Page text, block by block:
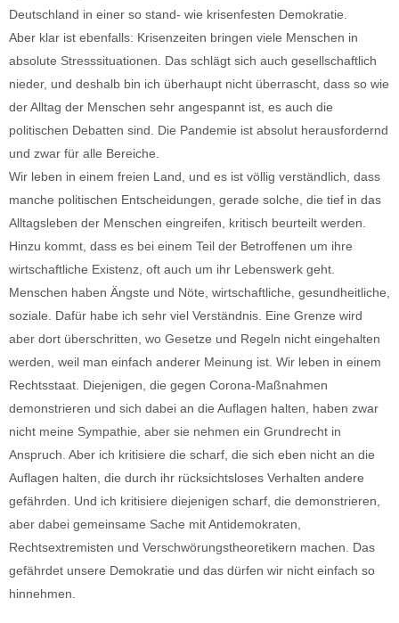
Deutschland in einer so stand- wie krisenfesten Demokratie.
Aber klar ist ebenfalls: Krisenzeiten bringen viele Menschen in
absolute Stresssituationen. Das schlägt sich auch gesellschaftlich
nieder, und deshalb bin ich überhaupt nicht überrascht, dass so wie
der Alltag der Menschen sehr angespannt ist, es auch die
politischen Debatten sind. Die Pandemie ist absolut herausfordernd
und zwar für alle Bereiche.
Wir leben in einem freien Land, und es ist völlig verständlich, dass
manche politischen Entscheidungen, gerade solche, die tief in das
Alltagsleben der Menschen eingreifen, kritisch beurteilt werden.
Hinzu kommt, dass es bei einem Teil der Betroffenen um ihre
wirtschaftliche Existenz, oft auch um ihr Lebenswerk geht.
Menschen haben Ängste und Nöte, wirtschaftliche, gesundheitliche,
soziale. Dafür habe ich sehr viel Verständnis. Eine Grenze wird
aber dort überschritten, wo Gesetze und Regeln nicht eingehalten
werden, weil man einfach anderer Meinung ist. Wir leben in einem
Rechtsstaat. Diejenigen, die gegen Corona-Maßnahmen
demonstrieren und sich dabei an die Auflagen halten, haben zwar
nicht meine Sympathie, aber sie nehmen ein Grundrecht in
Anspruch. Aber ich kritisiere die scharf, die sich eben nicht an die
Auflagen halten, die durch ihr rücksichtsloses Verhalten andere
gefährden. Und ich kritisiere diejenigen scharf, die demonstrieren,
aber dabei gemeinsame Sache mit Antidemokraten,
Rechtsextremisten und Verschwörungstheoretikern machen. Das
gefährdet unsere Demokratie und das dürfen wir nicht einfach so
hinnehmen.